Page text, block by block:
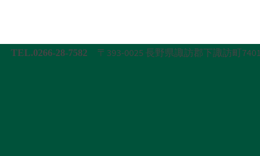
TEL.0266-28-7582 〒393-0025 長野県諏訪郡下諏訪町7401